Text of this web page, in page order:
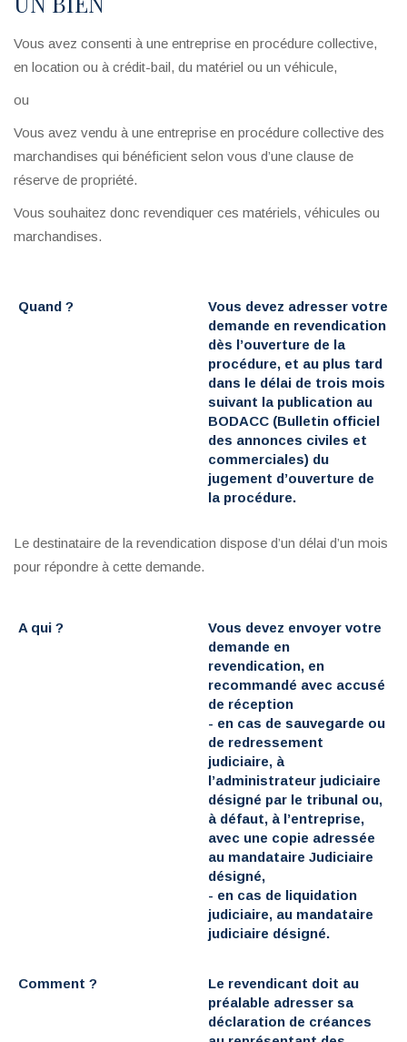
Vous avez consenti à une entreprise en procédure collective,
en location ou à crédit-bail, du matériel ou un véhicule,
ou
Vous avez vendu à une entreprise en procédure collective des
marchandises qui bénéficient selon vous d’une clause de
réserve de propriété.
Vous souhaitez donc revendiquer ces matériels, véhicules ou
marchandises.
Quand ?
Vous devez adresser votre
demande en revendication
dès l’ouverture de la
procédure, et au plus tard
dans le délai de trois mois
suivant la publication au
BODACC (Bulletin officiel
des annonces civiles et
commerciales) du
jugement d’ouverture de
la procédure.
Le destinataire de la revendication dispose d’un délai d’un mois
pour répondre à cette demande.
A qui ?
Vous devez envoyer votre
demande en
revendication, en
recommandé avec accusé
de réception
- en cas de sauvegarde ou
de redressement
judiciaire, à
l’administrateur judiciaire
désigné par le tribunal ou,
à défaut, à l’entreprise,
avec une copie adressée
au mandataire Judiciaire
désigné,
- en cas de liquidation
judiciaire, au mandataire
judiciaire désigné.
Comment ?
Le revendicant doit au
préalable adresser sa
déclaration de créances